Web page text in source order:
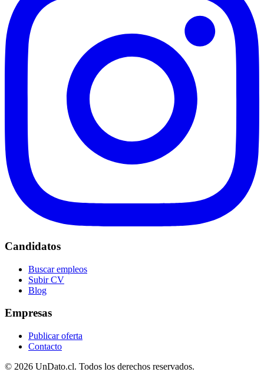
Candidatos
Buscar empleos
Subir CV
Blog
Empresas
Publicar oferta
Contacto
© 2026 UnDato.cl. Todos los derechos reservados.